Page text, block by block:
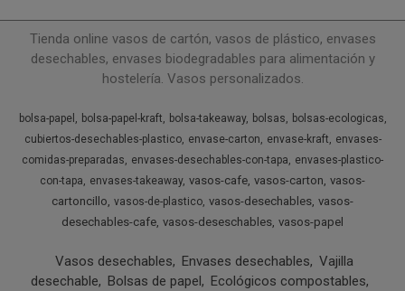
Tienda online vasos de cartón, vasos de plástico, envases
desechables, envases biodegradables para alimentación y
hostelería. Vasos personalizados.
bolsa-papel bolsa-papel-kraft bolsa-takeaway bolsas
bolsas-ecologicas
cubiertos-desechables-plastico
envase-carton envase-kraft
envases-
comidas-preparadas
envases-desechables-con-tapa
envases-plastico-
con-tapa
envases-takeaway vasos-cafe vasos-carton vasos-
cartoncillo vasos-de-plastico vasos-desechables vasos-
desechables-cafe vasos-deseschables vasos-papel
Vasos desechables Envases desechables
Vajilla
desechable
Bolsas de papel
Ecológicos compostables